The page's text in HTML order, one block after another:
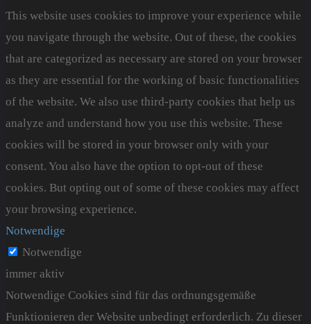
This website uses cookies to improve your experience while
you navigate through the website. Out of these, the cookies
that are categorized as necessary are stored on your browser
as they are essential for the working of basic functionalities
of the website. We also use third-party cookies that help us
analyze and understand how you use this website. These
cookies will be stored in your browser only with your
consent. You also have the option to opt-out of these
cookies. But opting out of some of these cookies may affect
your browsing experience.
Notwendige
Notwendige
immer aktiv
Notwendige Cookies sind für das ordnungsgemäße
Funktionieren der Website unbedingt erforderlich. Zu dieser